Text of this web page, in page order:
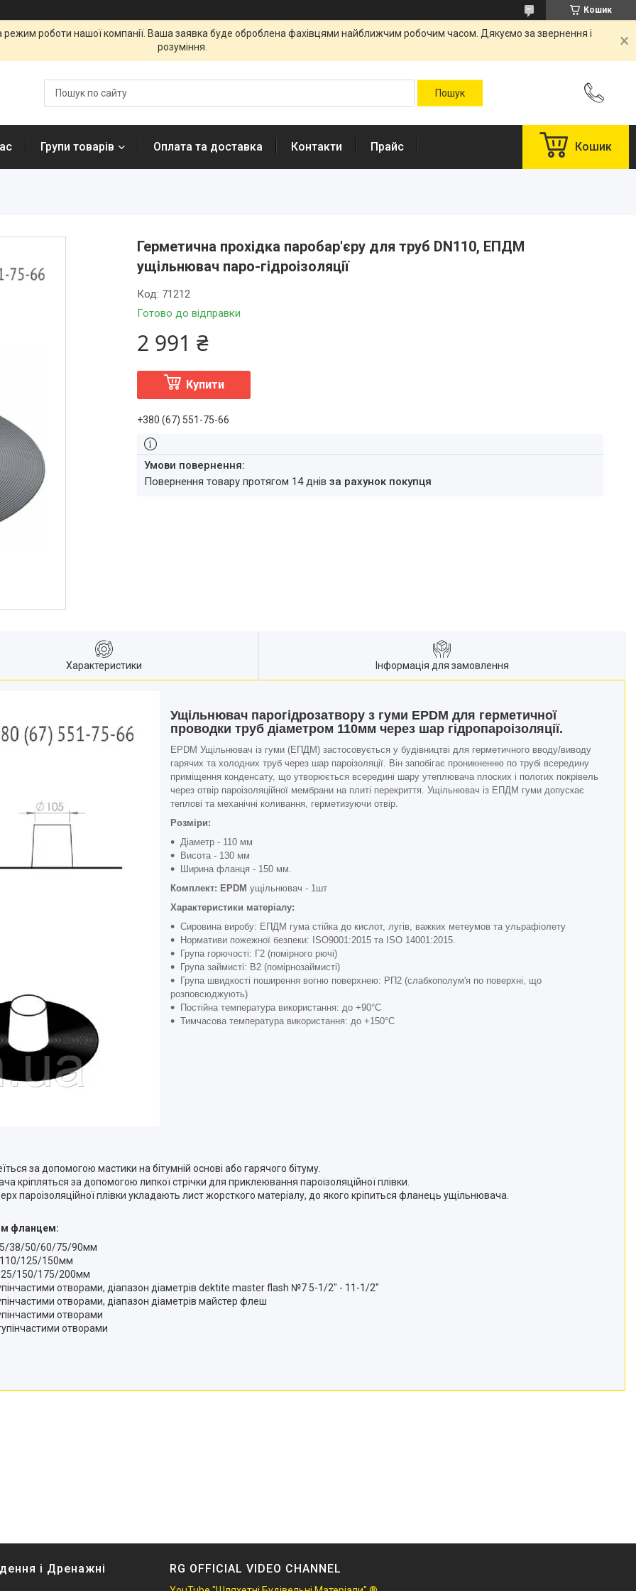
Кошик
режим роботи нашої компанії. Ваша заявка буде оброблена фахівцями найближчим робочим часом. Дякуємо за звернення і
розуміння.
Групи товарів Оплата та доставка Контакти Прайс Кошик
Герметична прохідка паробар'єру для труб DN110, ЕПДМ
ущільнювач паро-гідроізоляції
Готово до відправки
Код: 71212
2 991 ₴
Купити
+380 (67) 551-75-66
повернення товару протягом 14 днівза рахунок покупця
Характеристики Інформація для замовлення
Ущільнювач парогідрозатвору з гуми EPDM для герметичної
проводки труб діаметром 110мм через шар гідропароізоляції.
EPDM Ущільнювач із гуми (ЕПДМ) застосовується у будівництві для герметичного вводу/виводу
гарячих та холодних труб через шар пароізоляції. Він запобігає проникненню по трубі всередину
приміщення конденсату, що утворюється всередині шару утеплювача плоских і пологих покрівель
через отвір пароізоляційної мембрани на плиті перекриття. Ущільнювач із ЕПДМ гуми допускає
теплові та механічні коливання, герметизуючи отвір.
Розміри:
Діаметр - 110 мм
Висота - 130 мм
Ширина фланця - 150 мм.
Комплект: EPDM ущільнювач - 1шт
Характеристики матеріалу:
Сировина виробу: ЕПДМ гума стійка до кислот, лугів, важких метеумов та ульрафіолету
Нормативи пожежної безпеки: ISO9001:2015 та ISO 14001:2015.
Група горючості: Г2 (помірного рючі)
Група займисті: В2 (помірнозаймисті)
Група швидкості поширення вогню поверхнею: РП2 (слабкополум'я по поверхні, що
розповсюджують)
Постійна температура використання: до +90°С
Тимчасова температура використання: до +150°С
за допомогою мастики на бітумній основі або гарячого бітуму.
кріпляться за допомогою липкої стрічки для приклеювання пароізоляційної плівки.
пароізоляційної плівки укладають лист жорсткого матеріалу, до якого кріпиться фланець ущільнювача.
фланцем:
38/50/60/75/90мм
110/125/150мм
150/175/200мм
отворами, діапазон діаметрів dektite master flash №7 5-1/2" - 11-1/2"
отворами, діапазон діаметрів майстер флеш
отворами
отворами
і Дренажні RG OFFICIAL VIDEO CHANNEL